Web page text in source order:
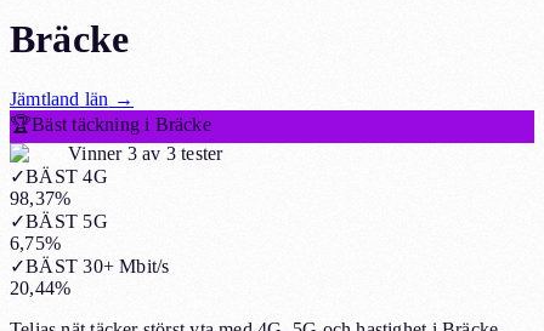
Bräcke
Jämtland län →
🏆Bäst täckning i Bräcke
Vinner 3 av 3 tester
✓BÄST 4G
98,37%
✓BÄST 5G
6,75%
✓BÄST 30+ Mbit/s
20,44%